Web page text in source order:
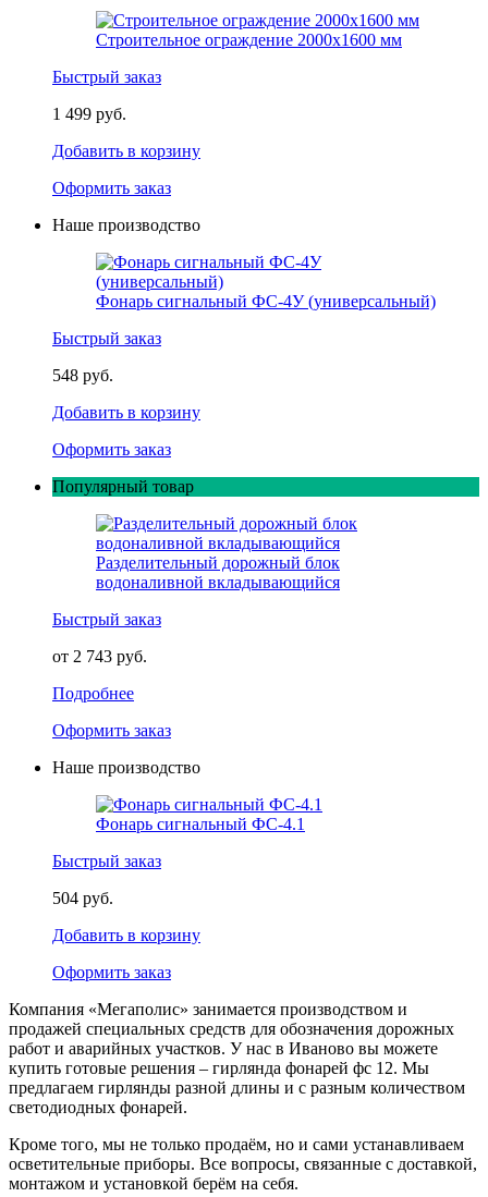
Строительное ограждение 2000х1600 мм
Быстрый заказ
1 499 руб.
Добавить в корзину
Оформить заказ
Наше производство
Фонарь сигнальный ФС-4У (универсальный)
Быстрый заказ
548 руб.
Добавить в корзину
Оформить заказ
Популярный товар
Разделительный дорожный блок
водоналивной вкладывающийся
Быстрый заказ
от 2 743 руб.
Подробнее
Оформить заказ
Наше производство
Фонарь сигнальный ФС-4.1
Быстрый заказ
504 руб.
Добавить в корзину
Оформить заказ
Компания «Мегаполис» занимается производством и
продажей специальных средств для обозначения дорожных
работ и аварийных участков. У нас в Иваново вы можете
купить готовые решения – гирлянда фонарей фс 12. Мы
предлагаем гирлянды разной длины и с разным количеством
светодиодных фонарей.
Кроме того, мы не только продаём, но и сами устанавливаем
осветительные приборы. Все вопросы, связанные с доставкой,
монтажом и установкой берём на себя.